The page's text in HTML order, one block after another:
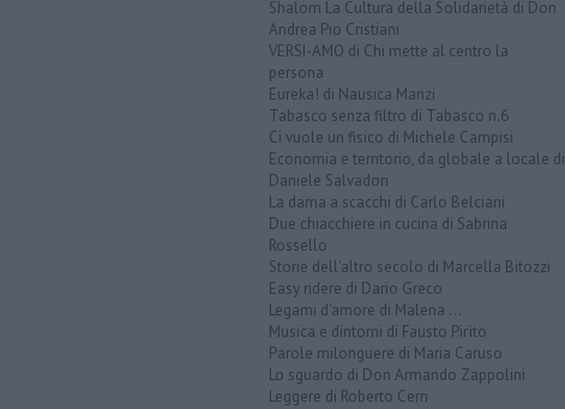
Shalom La Cultura della Solidarietà di Don
Andrea Pio Cristiani
VERSI-AMO di Chi mette al centro la
persona
Eureka! di Nausica Manzi
Tabasco senza filtro di Tabasco n.6
Ci vuole un fisico di Michele Campisi
Economia e territorio, da globale a locale di
Daniele Salvadori
La dama a scacchi di Carlo Belciani
Due chiacchiere in cucina di Sabrina
Rossello
Storie dell'altro secolo di Marcella Bitozzi
Easy ridere di Dario Greco
Legami d'amore di Malena ...
Musica e dintorni di Fausto Pirìto
Parole milonguere di Maria Caruso
Lo sguardo di Don Armando Zappolini
Leggere di Roberto Cerri